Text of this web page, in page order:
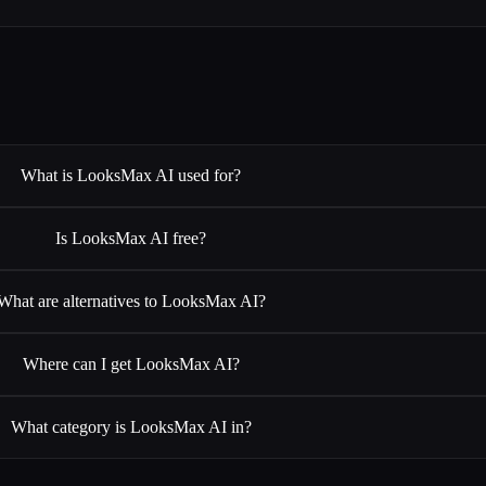
What is LooksMax AI used for?
Is LooksMax AI free?
are alternatives to LooksMax AI?
Where can I get LooksMax AI?
What category is LooksMax AI in?